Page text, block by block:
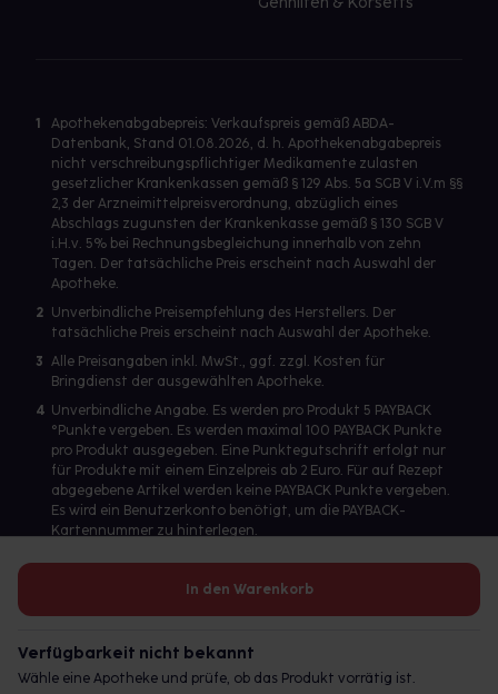
In den Warenkorb
Verfügbarkeit nicht bekannt
Wähle eine Apotheke und prüfe, ob das Produkt vorrätig ist.
1
Apothekenabgabepreis: Verkaufspreis gemäß ABDA-
Datenbank, Stand 01.08.2026, d. h. Apothekenabgabepreis
nicht verschreibungspflichtiger Medikamente zulasten
gesetzlicher Krankenkassen gemäß § 129 Abs. 5a SGB V i.V.m §§
2,3 der Arzneimittelpreisverordnung, abzüglich eines
Abschlags zugunsten der Krankenkasse gemäß § 130 SGB V
i.H.v. 5% bei Rechnungsbegleichung innerhalb von zehn
Tagen. Der tatsächliche Preis erscheint nach Auswahl der
Apotheke.
2 Unverbindliche Preisempfehlung des Herstellers. Der
tatsächliche Preis erscheint nach Auswahl der Apotheke.
3 Alle Preisangaben inkl. MwSt., ggf. zzgl. Kosten für
Bringdienst der ausgewählten Apotheke.
4 Unverbindliche Angabe. Es werden pro Produkt 5 PAYBACK
°Punkte vergeben. Es werden maximal 100 PAYBACK Punkte
pro Produkt ausgegeben. Eine Punktegutschrift erfolgt nur
für Produkte mit einem Einzelpreis ab 2 Euro. Für auf Rezept
abgegebene Artikel werden keine PAYBACK Punkte vergeben.
Es wird ein Benutzerkonto benötigt, um die PAYBACK-
Kartennummer zu hinterlegen.
Betreiber des Portals und verantwortlich: gesund.de GmbH &
© 2026 gesund.de GmbH & Co. KG